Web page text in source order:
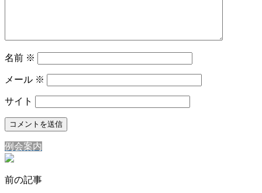
名前 ※
メール ※
サイト
例会案内
前の記事